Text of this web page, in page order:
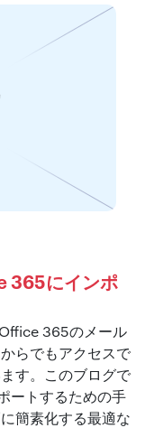
365にインポ
365のメール
らでもアクセスで
す。このブログで
ートするための手
簡素化する最適な